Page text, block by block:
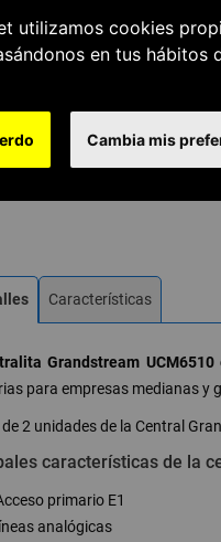
utilizamos cookies
en tus hábitos
Cambia mis
Características
Grandstream
para empresas medianas y
2 unidades de la Central
características de la
primario E1
analógicas